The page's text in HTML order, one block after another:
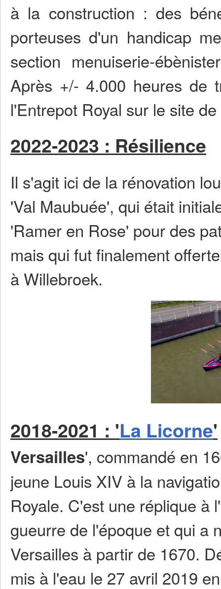
à la construction : des
porteuses d'un handicap
section menuiserie-
Après +/- 4.000 heures de
l'Entrepot Royal sur le site
2022-2023 : Résilience
Il s'agit ici de la rénovation
'Val Maubuée', qui était
'Ramer en Rose' pour des
mais qui fut finalement
à Willebroek.
2018-2021 : 'La Licorne'
Versailles', commandé en
jeune Louis XIV à la
Royale. C'est une réplique à
gueurre de l'époque et qui a
Versailles à partir de 1670.
mis à l'eau le 27 avril 2019